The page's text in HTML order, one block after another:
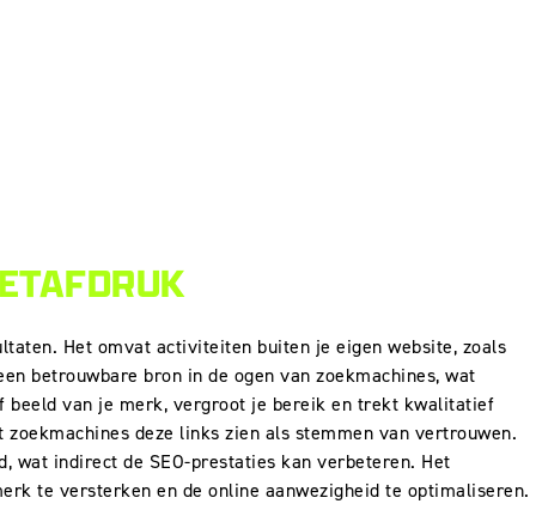
Het omvat activiteiten buiten je eigen website, zoals
betrouwbare bron in de ogen van zoekmachines, wat
beeld van je merk, vergroot je bereik en trekt kwalitatief
deze links zien als stemmen van vertrouwen.
wat indirect de SEO-prestaties kan verbeteren. Het
te versterken en de online aanwezigheid te optimaliseren.